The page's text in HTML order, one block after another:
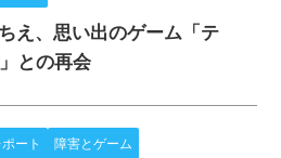
え、思い出のゲーム「テ
との再会
ート 障害とゲーム